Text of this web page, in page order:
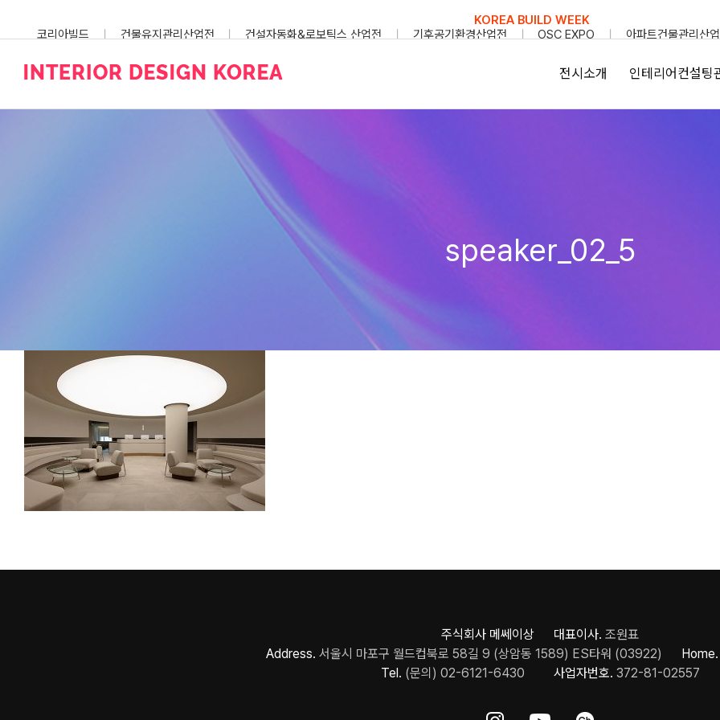
KOREA BUILD WEEK
코리아빌드
건물유지관리산업전 건설자동화&로보틱스 산업전 기후공기환경산업전 OSC EXPO 아파트건물관리산
전시소개 인테리어컨설팅
speaker_02_5
주식회사 메쎄이상 대표이사. 조원표
Address. 서울시 마포구 월드컵북로 58길 9 (상암동 1589) ES타워 (03922) Home.
Tel. (문의) 02-6121-6430 사업자번호. 372-81-02557